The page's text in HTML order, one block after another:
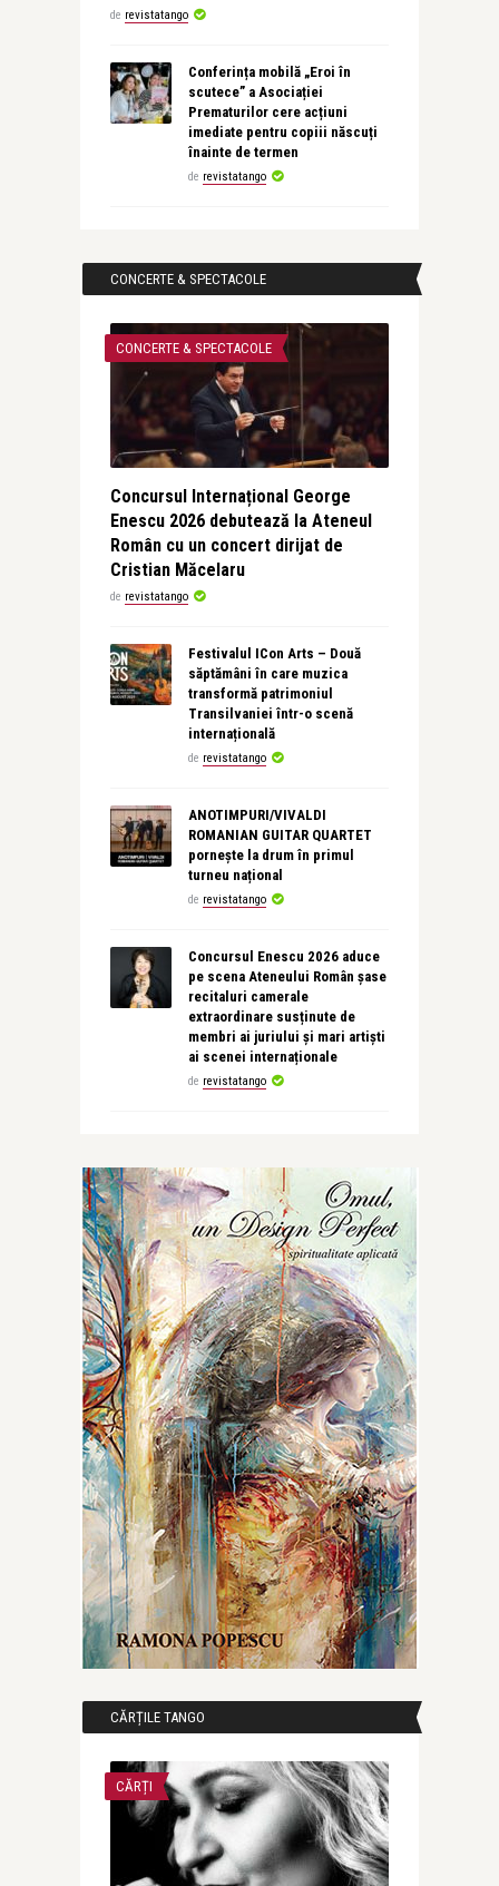
de revistatango
Conferința mobilă „Eroi în
scutece” a Asociației
Prematurilor cere acțiuni
imediate pentru copiii născuți
înainte de termen
de revistatango
CONCERTE & SPECTACOLE
CONCERTE & SPECTACOLE
Concursul Internațional George
Enescu 2026 debutează la Ateneul
Român cu un concert dirijat de
Cristian Măcelaru
de revistatango
Festivalul ICon Arts – Două
săptămâni în care muzica
transformă patrimoniul
Transilvaniei într-o scenă
internațională
de revistatango
ANOTIMPURI/VIVALDI
ROMANIAN GUITAR QUARTET
pornește la drum în primul
turneu național
de revistatango
Concursul Enescu 2026 aduce
pe scena Ateneului Român șase
recitaluri camerale
extraordinare susținute de
membri ai juriului și mari artiști
ai scenei internaționale
de revistatango
CĂRȚILE TANGO
CĂRȚI